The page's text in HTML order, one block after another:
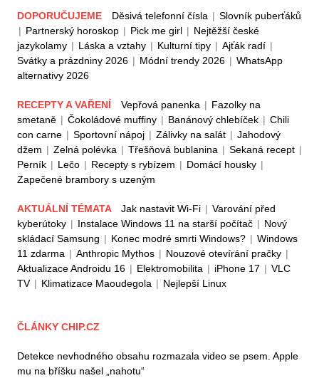
DOPORUČUJEME Děsivá telefonní čísla | Slovník puberťáků
| Partnerský horoskop | Pick me girl | Nejtěžší české
jazykolamy | Láska a vztahy | Kulturní tipy | Ajťák radí |
Svátky a prázdniny 2026 | Módní trendy 2026 | WhatsApp
alternativy 2026
RECEPTY A VAŘENÍ Vepřová panenka | Fazolky na
smetaně | Čokoládové muffiny | Banánový chlebíček | Chili
con carne | Sportovní nápoj | Zálivky na salát | Jahodový
džem | Zelná polévka | Třešňová bublanina | Sekaná recept |
Perník | Lečo | Recepty s rybízem | Domácí housky |
Zapečené brambory s uzeným
AKTUÁLNÍ TÉMATA Jak nastavit Wi-Fi | Varování před
kyberútoky | Instalace Windows 11 na starší počítač | Nový
skládací Samsung | Konec modré smrti Windows? | Windows
11 zdarma | Anthropic Mythos | Nouzové otevírání pračky |
Aktualizace Androidu 16 | Elektromobilita | iPhone 17 | VLC
TV | Klimatizace Maoudegola | Nejlepší Linux
ČLÁNKY CHIP.CZ
Detekce nevhodného obsahu rozmazala video se psem. Apple
mu na bříšku našel „nahotu“